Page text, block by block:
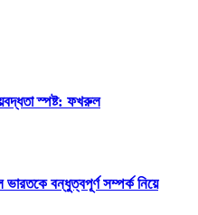
স্পষ্ট: ফখরুল
ভারতকে বন্ধুত্বপূর্ণ সম্পর্ক নিয়ে